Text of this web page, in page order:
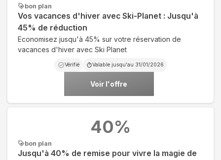
bon plan
Vos vacances d'hiver avec Ski-Planet : Jusqu'à
45% de réduction
Economisez jusqu'à 45% sur votre réservation de
vacances d'hiver avec Ski Planet
Vérifié Valable jusqu'au 31/01/2026
Voir l'offre
bon plan
Jusqu'à 40% de remise pour vivre la magie de
40%